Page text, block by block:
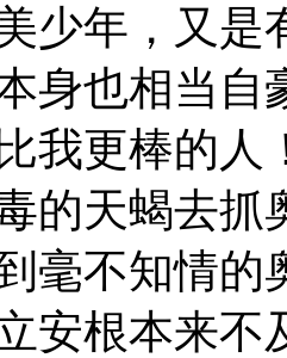
少年，又是
身也相当自
我更棒的人
的天蝎去抓
毫不知情
安根本来不